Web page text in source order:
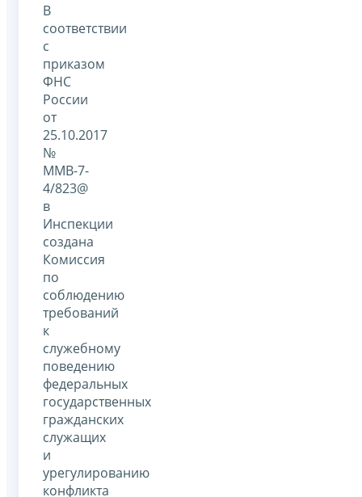
В
соответствии
с
приказом
ФНС
России
от
25.10.2017
№
ММВ-7-
4/823@
в
Инспекции
создана
Комиссия
по
соблюдению
требований
к
служебному
поведению
федеральных
государственных
гражданских
служащих
и
урегулированию
конфликта